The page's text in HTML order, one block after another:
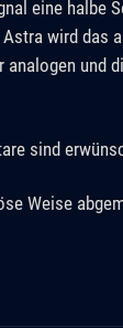
eine halbe
wird das
analogen und
sind
Weise